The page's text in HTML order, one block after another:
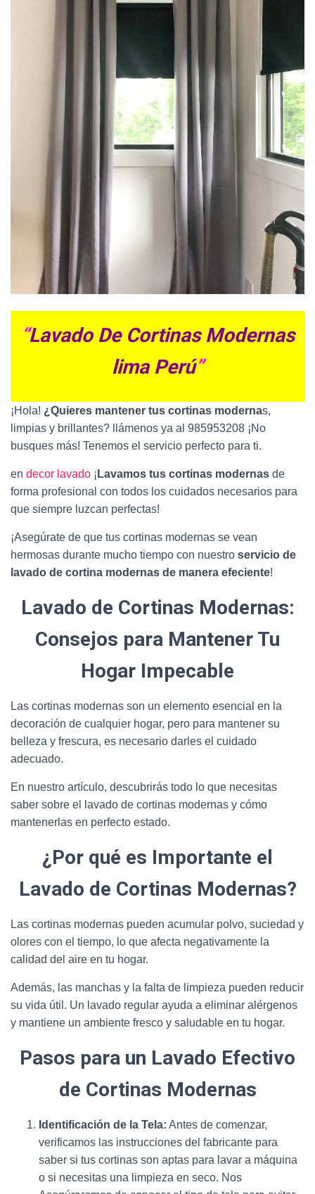
“Lavado De Cortinas Modernas
lima Perú”
¡Hola! ¿Quieres mantener tus cortinas modernas,
limpias y brillantes? llámenos ya al 985953208 ¡No
busques más! Tenemos el servicio perfecto para ti.
en decor lavado ¡ Lavamos tus cortinas modernas de
forma profesional con todos los cuidados necesarios para
que siempre luzcan perfectas!
¡Asegúrate de que tus cortinas modernas se vean
hermosas durante mucho tiempo con nuestro servicio de
lavado de cortina modernas de manera efeciente!
Lavado de Cortinas Modernas:
Consejos para Mantener Tu
Hogar Impecable
Las cortinas modernas son un elemento esencial en la
decoración de cualquier hogar, pero para mantener su
belleza y frescura, es necesario darles el cuidado
adecuado.
En nuestro artículo, descubrirás todo lo que necesitas
saber sobre el lavado de cortinas modernas y cómo
mantenerlas en perfecto estado.
¿Por qué es Importante el
Lavado de Cortinas Modernas?
Las cortinas modernas pueden acumular polvo, suciedad y
olores con el tiempo, lo que afecta negativamente la
calidad del aire en tu hogar.
Además, las manchas y la falta de limpieza pueden reducir
su vida útil. Un lavado regular ayuda a eliminar alérgenos
y mantiene un ambiente fresco y saludable en tu hogar.
Pasos para un Lavado Efectivo
de Cortinas Modernas
Identificación de la Tela: Antes de comenzar,
verificamos las instrucciones del fabricante para
saber si tus cortinas son aptas para lavar a máquina
o si necesitas una limpieza en seco. Nos